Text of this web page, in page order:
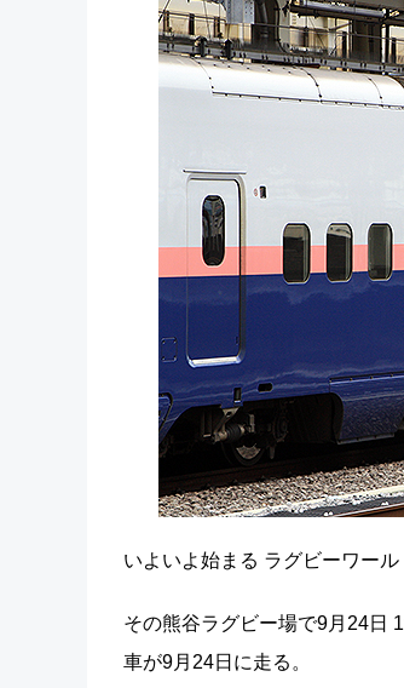
いよいよ始まる ラグビーワール
その熊谷ラグビー場で9月24日
車が9月24日に走る。